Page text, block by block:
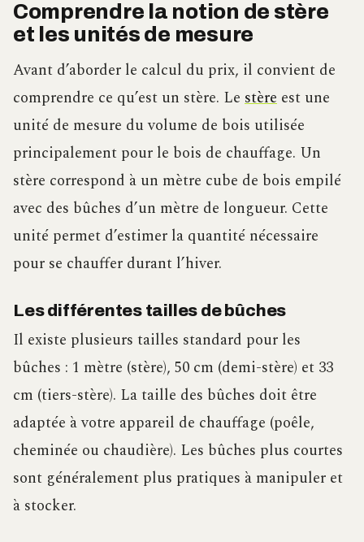
Comprendre la notion de stère
et les unités de mesure
Avant d’aborder le calcul du prix, il convient de
comprendre ce qu’est un stère. Le stère est une
unité de mesure du volume de bois utilisée
principalement pour le bois de chauffage. Un
stère correspond à un mètre cube de bois empilé
avec des bûches d’un mètre de longueur. Cette
unité permet d’estimer la quantité nécessaire
pour se chauffer durant l’hiver.
Les différentes tailles de bûches
Il existe plusieurs tailles standard pour les
bûches : 1 mètre (stère), 50 cm (demi-stère) et 33
cm (tiers-stère). La taille des bûches doit être
adaptée à votre appareil de chauffage (poêle,
cheminée ou chaudière). Les bûches plus courtes
sont généralement plus pratiques à manipuler et
à stocker.